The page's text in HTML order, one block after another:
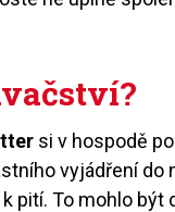
si v hospodě
vyjádření
pití. To mohlo